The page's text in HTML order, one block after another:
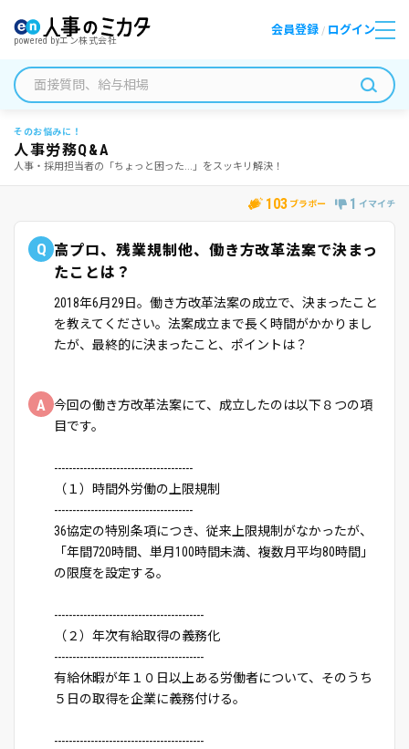
powered byエン株式会社
会員登録 / ログイン
そのお悩みに！
人事労務Q&A
人事・採用担当者の「ちょっと困った...」をスッキリ解決！
103 ブラボー 1 イマイチ
Q 高プロ、残業規制他、働き方改革法案で決まっ
たことは？
2018年6月29日。働き方改革法案の成立で、決まったこと
を教えてください。法案成立まで長く時間がかかりまし
たが、最終的に決まったこと、ポイントは？
A
今回の働き方改革法案にて、成立したのは以下８つの項
目です。
--------------------------------------
（１）時間外労働の上限規制
--------------------------------------
36協定の特別条項につき、従来上限規制がなかったが、
「年間720時間、単月100時間未満、複数月平均80時間」
の限度を設定する。
-----------------------------------------
（２）年次有給取得の義務化
-----------------------------------------
有給休暇が年１０日以上ある労働者について、そのうち
５日の取得を企業に義務付ける。
-----------------------------------------